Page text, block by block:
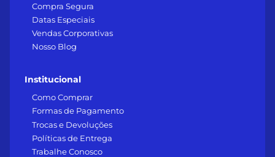
Compra Segura
Datas Especiais
Vendas Corporativas
Nosso Blog
Institucional
Como Comprar
Formas de Pagamento
Trocas e Devoluções
Políticas de Entrega
Trabalhe Conosco